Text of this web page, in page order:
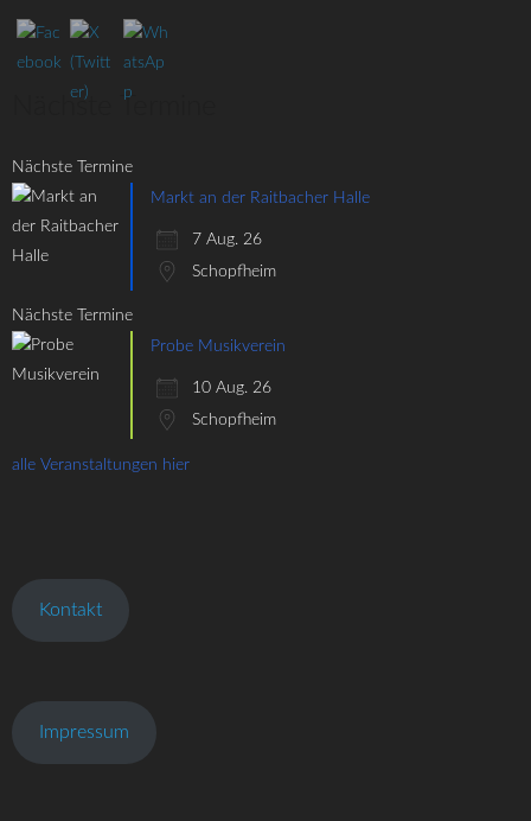
Nächste Termine
Nächste Termine
Markt an der Raitbacher Halle
7 Aug. 26
Schopfheim
Nächste Termine
Probe Musikverein
10 Aug. 26
Schopfheim
alle Veranstaltungen hier
Kontakt
Impressum